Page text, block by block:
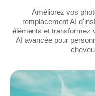
Améliorez vos
remplacement AI
éléments et transformez
AI avancée pour